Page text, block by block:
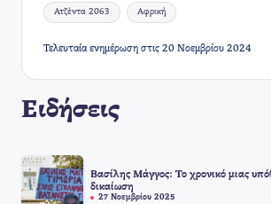
Ετικέτες:
Ατζέντα 2063 Αφρική
Τελευταία ενημέρωση στις 20 Νοεμβρίου 2024
Ειδήσεις
Βασίλης Μάγγος: Το χρονικό μιας
δικαίωση
27 Νοεμβρίου 2025